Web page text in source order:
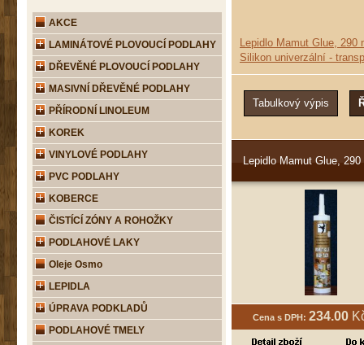
Lepidlo Mamut Glue, 290
Silikon univerzální -
Lepidlo Mamut Glue,
Cena s DPH: 234.00
AKCE
LAMINÁTOVÉ PLOVOUCÍ PODLAHY
DŘEVĚNÉ PLOVOUCÍ PODLAHY
MASIVNÍ DŘEVĚNÉ PODLAHY
PŘÍRODNÍ LINOLEUM
KOREK
VINYLOVÉ PODLAHY
PVC PODLAHY
KOBERCE
ČISTÍCÍ ZÓNY A ROHOŽKY
PODLAHOVÉ LAKY
Oleje Osmo
LEPIDLA
ÚPRAVA PODKLADŮ
PODLAHOVÉ TMELY